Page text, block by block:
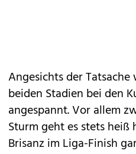
Angesichts der
beiden Stadien bei den
angespannt. Vor allem
Sturm geht es stets heiß
Brisanz im Liga-Finish